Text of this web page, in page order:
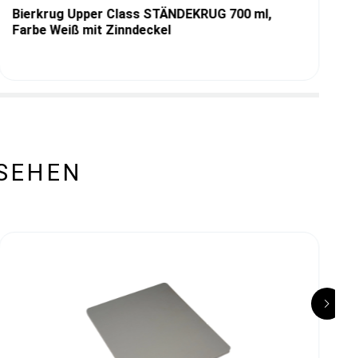
Bierkrug Upper Class STÄNDEKRUG 700 ml,
Farbe Weiß mit Zinndeckel